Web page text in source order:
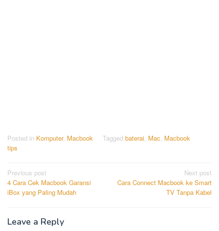
Posted in Komputer, Macbook Tagged baterai, Mac, Macbook
tips
Post
navigation
Previous post
4 Cara Cek Macbook Garansi
iBox yang Paling Mudah
Next post
Cara Connect Macbook ke Smart
TV Tanpa Kabel
Leave a Reply